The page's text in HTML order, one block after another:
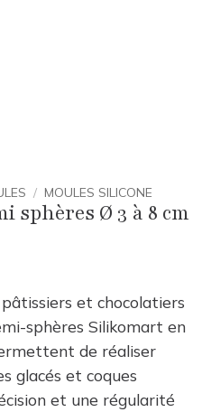
/ MOULES SILICONE
sphères Ø 3 à 8 cm
et chocolatiers
sphères Silikomart en
de réaliser
glacés et coques
et une régularité